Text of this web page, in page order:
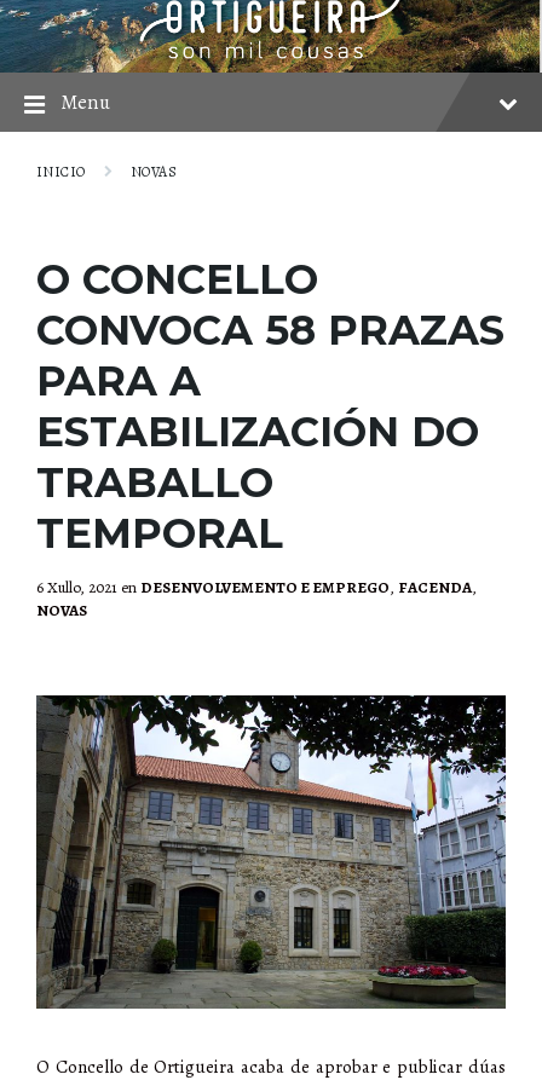
Skip
to
content
Skip
to
main
navigation
Skip
to
footer
Menu
INICIO NOVAS
O CONCELLO
CONVOCA 58 PRAZAS
PARA A
ESTABILIZACIÓN DO
TRABALLO
TEMPORAL
6 Xullo, 2021 en DESENVOLVEMENTO E EMPREGO, FACENDA,
NOVAS
O Concello de Ortigueira acaba de aprobar e publicar dúas